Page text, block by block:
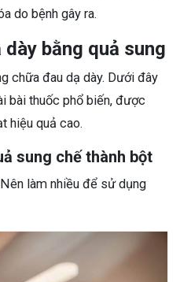
do bệnh gây ra.
bằng quả sung
chữa đau dạ dày. Dưới đây
bài thuốc phổ biến, được
hiệu quả cao.
sung chế thành bột
làm nhiều để sử dụng